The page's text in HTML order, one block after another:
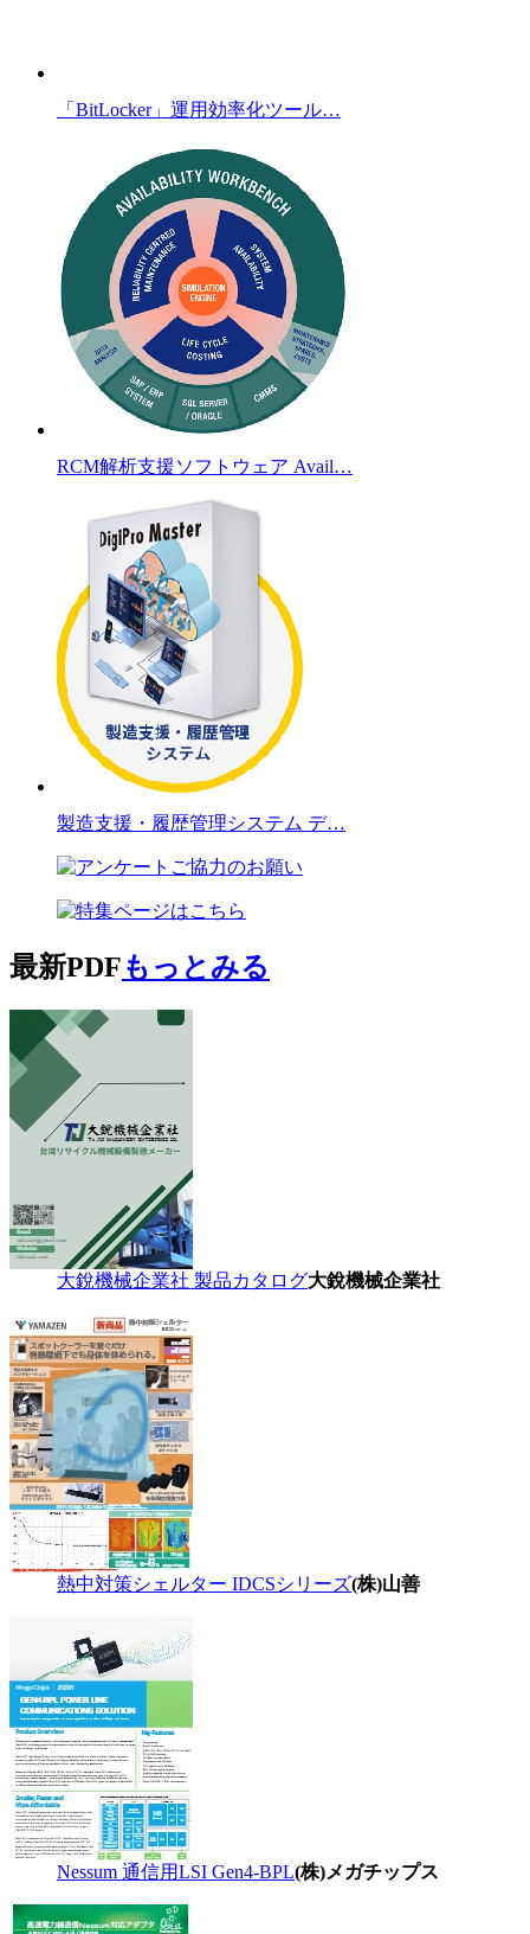
「BitLocker」運用効率化ツール…
RCM解析支援ソフトウェア Avail…
製造支援・履歴管理システム デ…
最新PDFもっとみる
大銳機械企業社 製品カタログ大銳機械企業社
熱中対策シェルター IDCSシリーズ(株)山善
Nessum 通信用LSI Gen4-BPL(株)メガチップス